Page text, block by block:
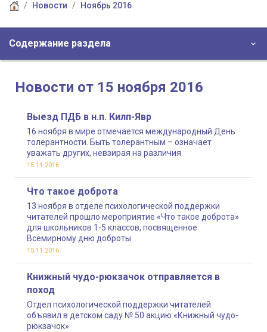
Новости Ноябрь 2016
Содержание раздела
Новости от 15 ноября 2016
Выезд ПДБ в н.п. Килп-Явр
16 ноября в мире отмечается международный День
толерантности. Быть толерантным – означает
уважать других, невзирая на различия
15.11.2016
Что такое доброта
13 ноября в отделе психологической поддержки
читателей прошло мероприятие «Что такое доброта»
для школьников 1-5 классов, посвященное
Всемирному дню доброты
15.11.2016
Книжный чудо-рюкзачок отправляется в
поход
Отдел психологической поддержки читателей
объявил в детском саду № 50 акцию «Книжный чудо-
рюкзачок»